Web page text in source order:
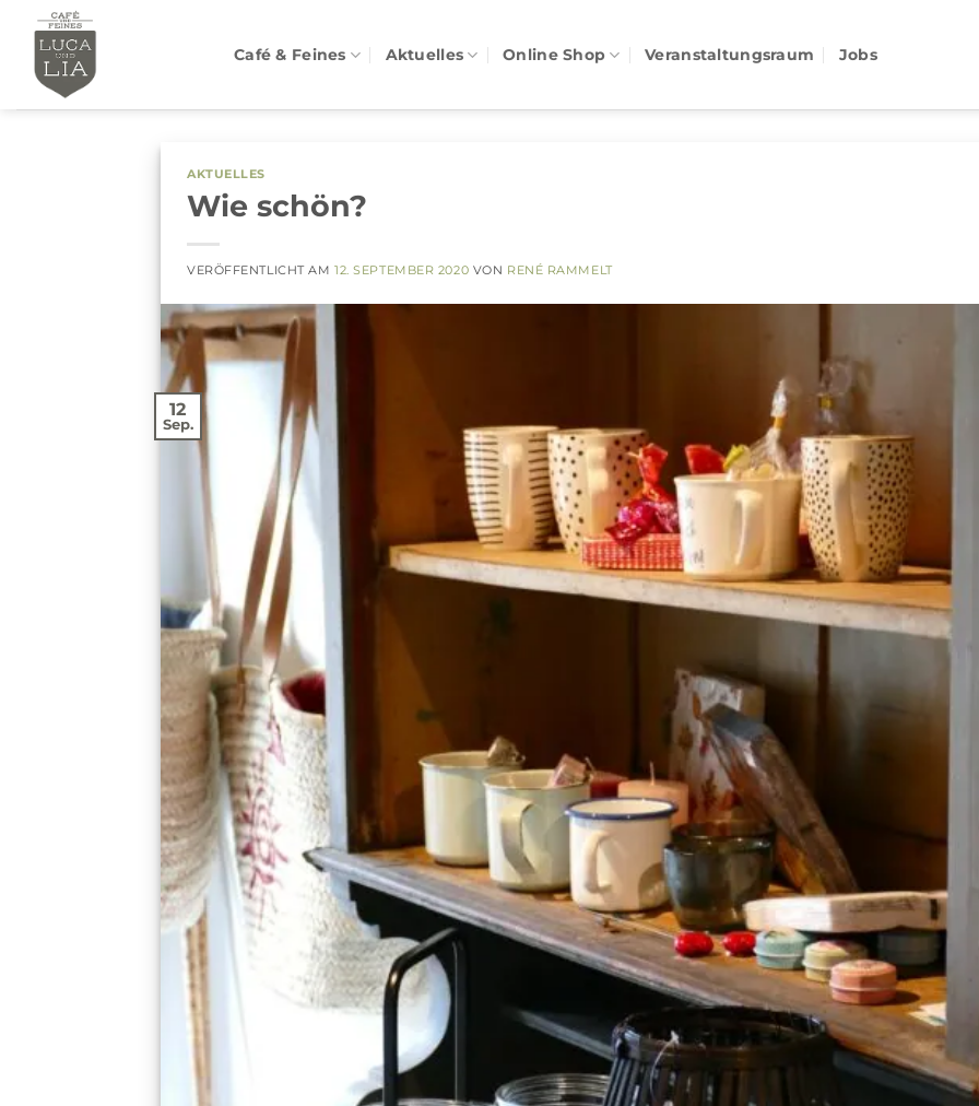
Inhalt
springen
Café & Feines Aktuelles Online Shop Veranstaltungsraum Jobs
AKTUELLES
Wie schön?
VERÖFFENTLICHT AM12. SEPTEMBER 2020 VON RENÉ RAMMELT
12
Sep.